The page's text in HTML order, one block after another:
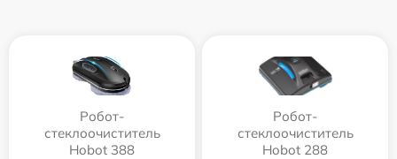
Робот-
стеклоочиститель
Hobot 388
Робот-
стеклоочиститель
Hobot 288